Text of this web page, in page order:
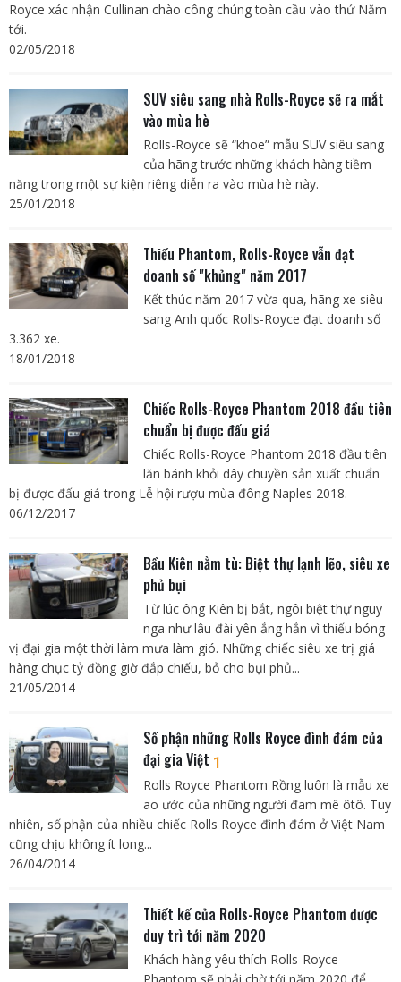
Royce xác nhận Cullinan chào công chúng toàn cầu vào thứ Năm
tới.
02/05/2018
SUV siêu sang nhà Rolls-Royce sẽ ra mắt
vào mùa hè
Rolls-Royce sẽ “khoe” mẫu SUV siêu sang
của hãng trước những khách hàng tiềm
năng trong một sự kiện riêng diễn ra vào mùa hè này.
25/01/2018
Thiếu Phantom, Rolls-Royce vẫn đạt
doanh số "khủng" năm 2017
Kết thúc năm 2017 vừa qua, hãng xe siêu
sang Anh quốc Rolls-Royce đạt doanh số
3.362 xe.
18/01/2018
Chiếc Rolls-Royce Phantom 2018 đầu tiên
chuẩn bị được đấu giá
Chiếc Rolls-Royce Phantom 2018 đầu tiên
lăn bánh khỏi dây chuyền sản xuất chuẩn
bị được đấu giá trong Lễ hội rượu mùa đông Naples 2018.
06/12/2017
Bầu Kiên nằm tù: Biệt thự lạnh lẽo, siêu xe
phủ bụi
Từ lúc ông Kiên bị bắt, ngôi biệt thự nguy
nga như lâu đài yên ắng hẳn vì thiếu bóng
vị đại gia một thời làm mưa làm gió. Những chiếc siêu xe trị giá
hàng chục tỷ đồng giờ đắp chiếu, bỏ cho bụi phủ...
21/05/2014
Số phận những Rolls Royce đình đám của
đại gia Việt 1
Rolls Royce Phantom Rồng luôn là mẫu xe
ao ước của những người đam mê ôtô. Tuy
nhiên, số phận của nhiều chiếc Rolls Royce đình đám ở Việt Nam
cũng chịu không ít long...
26/04/2014
Thiết kế của Rolls-Royce Phantom được
duy trì tới năm 2020
Khách hàng yêu thích Rolls-Royce